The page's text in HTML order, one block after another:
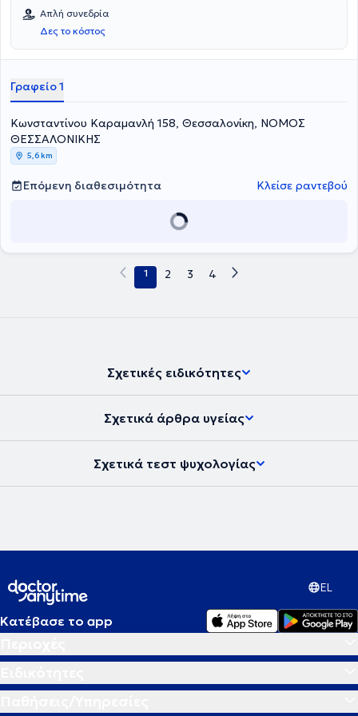
Απλή συνεδρία
Δες το κόστος
Γραφείο 1
Κωνσταντίνου Καραμανλή 158, Θεσσαλονίκη, ΝΟΜΟΣ
ΘΕΣΣΑΛΟΝΙΚΗΣ
5,6 km
Επόμενη διαθεσιμότητα Κλείσε ραντεβού
1 2 3 4
Σχετικές ειδικότητες
Σχετικά άρθρα υγείας
Σχετικά τεστ ψυχολογίας
EL
Κατέβασε το app